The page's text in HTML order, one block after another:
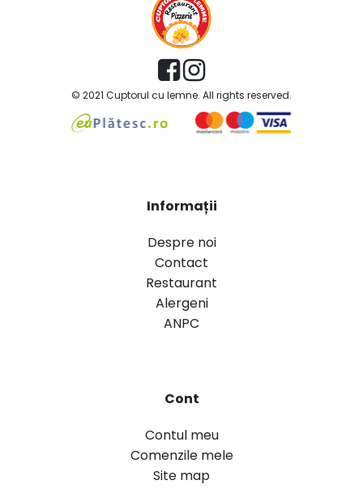
© 2021 Cuptorul cu lemne. All rights reserved.
Informații
Despre noi
Contact
Restaurant
Alergeni
ANPC
Cont
Contul meu
Comenzile mele
Site map